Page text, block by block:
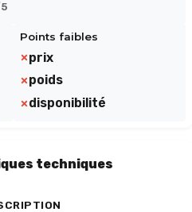
Points faibles
prix
poids
disponibilité
techniques